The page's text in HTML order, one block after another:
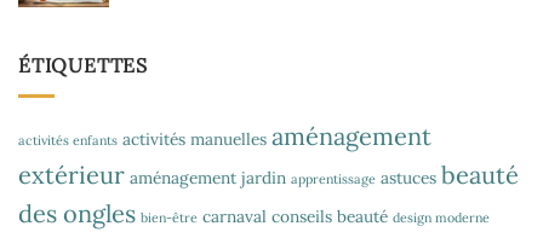
ÉTIQUETTES
activités enfants activités manuelles aménagement
extérieur aménagement jardin apprentissage astuces beauté
des ongles bien-être carnaval conseils beauté design moderne